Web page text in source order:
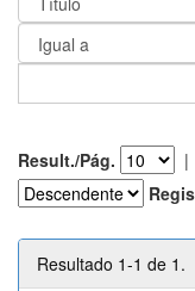
Result./Pág. |
Resultado 1-1 de 1.